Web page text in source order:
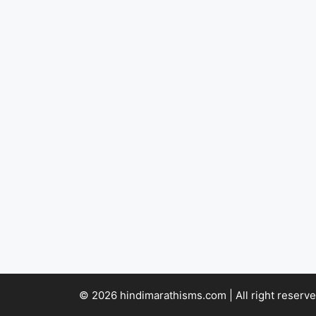
© 2026 hindimarathisms.com | All right